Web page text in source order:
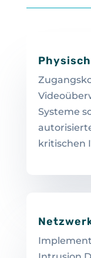
Systeme
kritischen